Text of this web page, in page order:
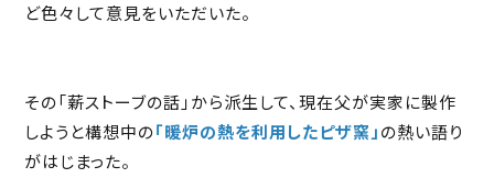
ど色々して意見をいただいた。
その「薪ストーブの話」から派生して、現在父が実家に製作
しようと構想中の「暖炉の熱を利用したピザ窯」の熱い語り
がはじまった。